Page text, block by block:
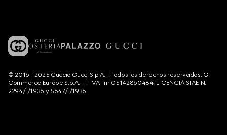
© 2016 - 2025 Guccio Gucci S.p.A. - Todos los derechos reservados. G
Commerce Europe S.p.A. - IT VAT nr 05142860484. LICENCIA SIAE N.
2294/I/1936 y 5647/I/1936